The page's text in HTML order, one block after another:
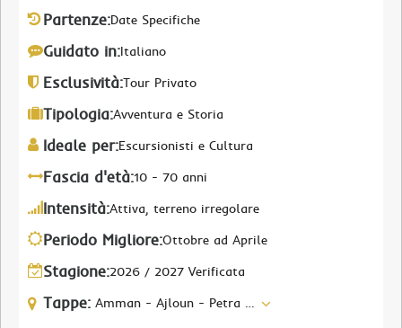
Partenze:Date Specifiche
Guidato in:Italiano
Esclusività:Tour Privato
Tipologia:Avventura e Storia
Ideale per:Escursionisti e Cultura
Fascia d'età:10 - 70 anni
Intensità:Attiva, terreno irregolare
Periodo Migliore:Ottobre ad Aprile
Stagione:2026 / 2027 Verificata
Tappe: Amman - Ajloun - Petra - Jerash - Wadi Rum - Mar Morto